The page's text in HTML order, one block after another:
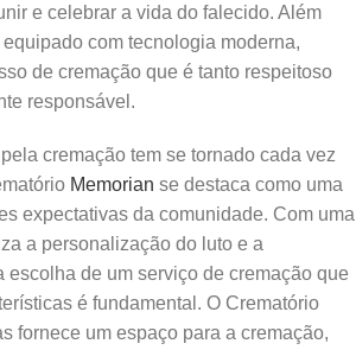
e celebrar a vida do falecido. Além
com tecnologia moderna,
de cremação que é tanto respeitoso
responsável.
cremação tem se tornado cada vez
Memorian se destaca como uma
expectativas da comunidade. Com uma
a personalização do luto e a
escolha de um serviço de cremação que
é fundamental. O Crematório
fornece um espaço para a cremação,